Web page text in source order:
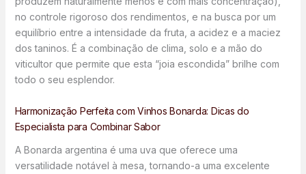
no controle rigoroso dos rendimentos, e na busca por um
equilíbrio entre a intensidade da fruta, a acidez e a maciez
dos taninos. É a combinação de clima, solo e a mão do
viticultor que permite que esta “joia escondida” brilhe com
todo o seu esplendor.
Harmonização Perfeita com Vinhos Bonarda: Dicas do
Especialista para Combinar Sabor
A Bonarda argentina é uma uva que oferece uma
versatilidade notável à mesa, tornando-a uma excelente